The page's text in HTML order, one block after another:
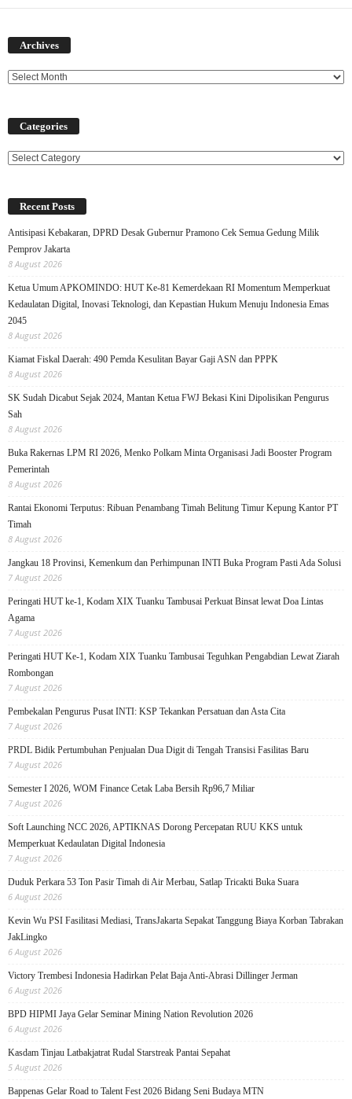
Archives
Categories
Categories
Recent Posts
Antisipasi Kebakaran, DPRD Desak Gubernur Pramono Cek Semua Gedung Milik
Pemprov Jakarta
8 August 2026
Ketua Umum APKOMINDO: HUT Ke-81 Kemerdekaan RI Momentum Memperkuat
Kedaulatan Digital, Inovasi Teknologi, dan Kepastian Hukum Menuju Indonesia Emas
2045
8 August 2026
Kiamat Fiskal Daerah: 490 Pemda Kesulitan Bayar Gaji ASN dan PPPK
8 August 2026
SK Sudah Dicabut Sejak 2024, Mantan Ketua FWJ Bekasi Kini Dipolisikan Pengurus
Sah
8 August 2026
Buka Rakernas LPM RI 2026, Menko Polkam Minta Organisasi Jadi Booster Program
Pemerintah
8 August 2026
Rantai Ekonomi Terputus: Ribuan Penambang Timah Belitung Timur Kepung Kantor PT
Timah
8 August 2026
Jangkau 18 Provinsi, Kemenkum dan Perhimpunan INTI Buka Program Pasti Ada Solusi
7 August 2026
Peringati HUT ke-1, Kodam XIX Tuanku Tambusai Perkuat Binsat lewat Doa Lintas
Agama
7 August 2026
Peringati HUT Ke-1, Kodam XIX Tuanku Tambusai Teguhkan Pengabdian Lewat Ziarah
Rombongan
7 August 2026
Pembekalan Pengurus Pusat INTI: KSP Tekankan Persatuan dan Asta Cita
7 August 2026
PRDL Bidik Pertumbuhan Penjualan Dua Digit di Tengah Transisi Fasilitas Baru
7 August 2026
Semester I 2026, WOM Finance Cetak Laba Bersih Rp96,7 Miliar
7 August 2026
Soft Launching NCC 2026, APTIKNAS Dorong Percepatan RUU KKS untuk
Memperkuat Kedaulatan Digital Indonesia
7 August 2026
Duduk Perkara 53 Ton Pasir Timah di Air Merbau, Satlap Tricakti Buka Suara
6 August 2026
Kevin Wu PSI Fasilitasi Mediasi, TransJakarta Sepakat Tanggung Biaya Korban Tabrakan
JakLingko
6 August 2026
Victory Trembesi Indonesia Hadirkan Pelat Baja Anti-Abrasi Dillinger Jerman
6 August 2026
BPD HIPMI Jaya Gelar Seminar Mining Nation Revolution 2026
6 August 2026
Kasdam Tinjau Latbakjatrat Rudal Starstreak Pantai Sepahat
5 August 2026
Bappenas Gelar Road to Talent Fest 2026 Bidang Seni Budaya MTN